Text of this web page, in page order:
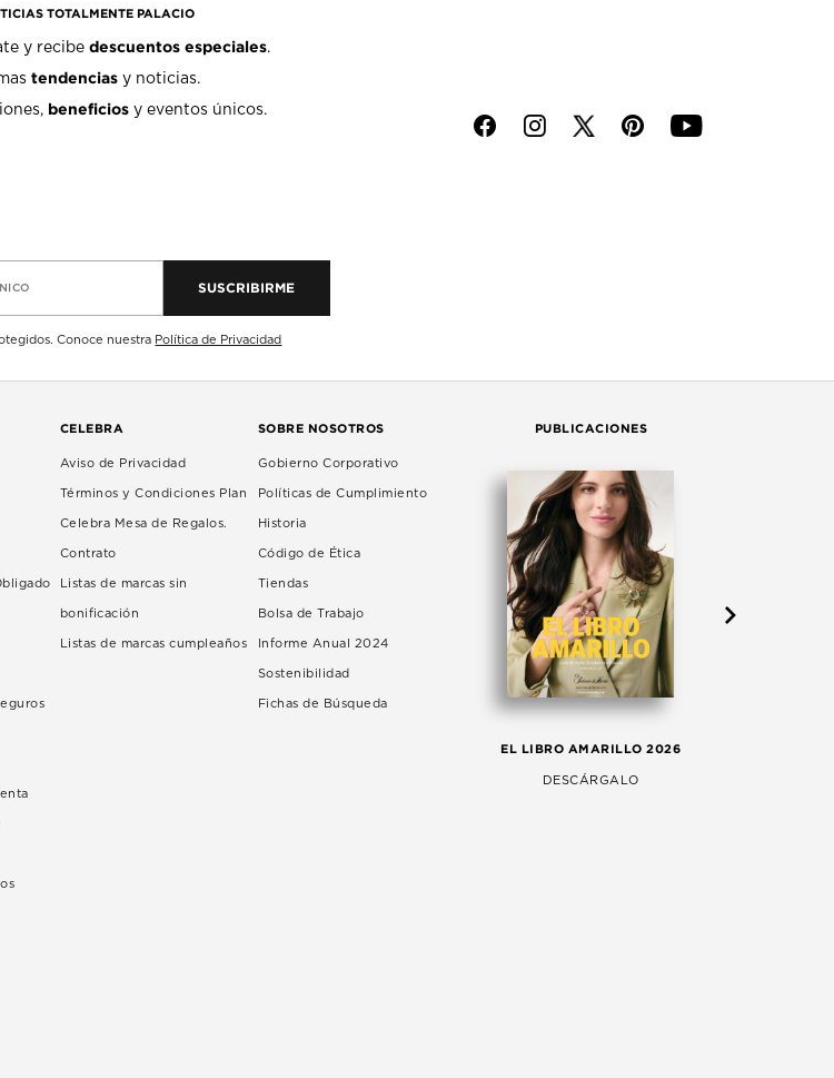
TOTALMENTE PALACIO
y recibedescuentos especiales.
tendencias y noticias.
beneficios y eventos únicos.
SUSCRIBIRME
Conoce nuestra Política de Privacidad
f i p y
CELEBRA
Aviso de Privacidad
Términos y Condiciones Plan
Celebra Mesa de Regalos.
Contrato
Listas de marcas sin
bonificación
Listas de marcas cumpleaños
SOBRE NOSOTROS
Gobierno Corporativo
Políticas de Cumplimiento
Historia
Código de Ética
Tiendas
Bolsa de Trabajo
Informe Anual 2024
Sostenibilidad
Fichas de Búsqueda
PUBLICACIONES
EL LIBRO AMARILLO 2026
DESCÁRGALO